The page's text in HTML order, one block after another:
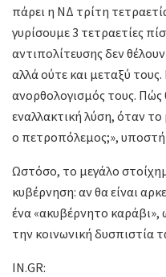
πάρει η ΝΔ τρίτη
γυρίσουμε 3 τετραετίες
αντιπολίτευσης δεν
αλλά ούτε και μεταξύ
ανορθολογισμός τους. Πώς
εναλλακτική λύση, όταν
ο πετροπόλεμος;»,
Ωστόσο, το μεγάλο
κυβέρνηση: αν θα είναι
ένα «ακυβέρνητο καράβι»,
την κοινωνική δυσπιστία
IN.GR: